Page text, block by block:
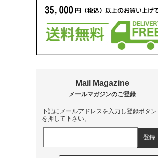
下記にメールアドレスを入力し登録ボタン
を押して下さい。